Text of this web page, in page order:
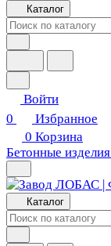
Каталог
Войти
0
Избранное
0 Корзина
Бетонные изделия
Каталог